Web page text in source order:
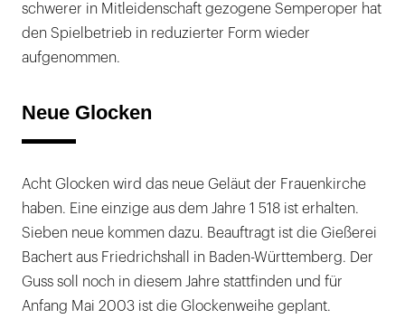
schwerer in Mitleidenschaft gezogene Semperoper hat
den Spielbetrieb in reduzierter Form wieder
aufgenommen.
Neue Glocken
Acht Glocken wird das neue Geläut der Frauenkirche
haben. Eine einzige aus dem Jahre 1 518 ist erhalten.
Sieben neue kommen dazu. Beauftragt ist die Gießerei
Bachert aus Friedrichshall in Baden-Württemberg. Der
Guss soll noch in diesem Jahre stattfinden und für
Anfang Mai 2003 ist die Glockenweihe geplant.